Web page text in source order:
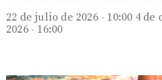
22 de julio de 2026 - 10:00 4 de
2026 - 16:00